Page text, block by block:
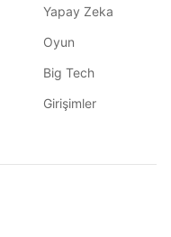
Yapay Zeka
Oyun
Big Tech
Girişimler